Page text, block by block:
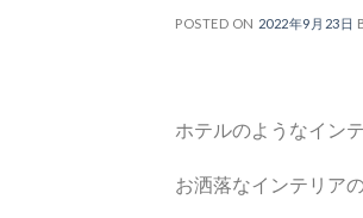
POSTED ON 2022年9月23日
ホテルのようなイン
お洒落なインテリア